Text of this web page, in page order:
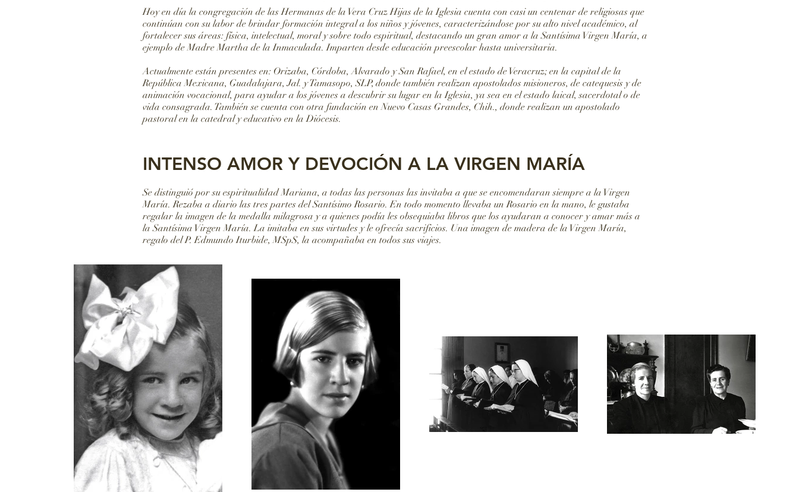
Hoy en día la congregación de las Hermanas de la Vera Cruz Hijas de la Iglesia cuenta con casi un centenar de religiosas que
continúan con su labor de brindar formación integral a los niños y jóvenes, caracterizándose por su alto nivel académico, al
fortalecer sus áreas: física, intelectual, moral y sobre todo espiritual, destacando un gran amor a la Santísima Virgen María, a
ejemplo de Madre Martha de la Inmaculada. Imparten desde educación preescolar hasta universitaria.
Actualmente están presentes en: Orizaba, Córdoba, Alvarado y San Rafael, en el estado de Veracruz; en la capital de la
República Mexicana, Guadalajara, Jal. y Tamasopo, SLP, donde también realizan apostolados misioneros, de catequesis y de
animación vocacional, para ayudar a los jóvenes a descubrir su lugar en la Iglesia, ya sea en el estado laical, sacerdotal o de
vida consagrada. También se cuenta con otra fundación en Nuevo Casas Grandes, Chih., donde realizan un apostolado
pastoral en la catedral y educativo en la Diócesis.
INTENSO AMOR Y DEVOCIÓN A LA VIRGEN MARÍA
Se distinguió por su espiritualidad Mariana, a todas las personas las invitaba a que se encomendaran siempre a la Virgen
María. Rezaba a diario las tres partes del Santísimo Rosario. En todo momento llevaba un Rosario en la mano, le gustaba
regalar la imagen de la medalla milagrosa y a quienes podía les obsequiaba libros que los ayudaran a conocer y amar más a
la Santísima Virgen María. La imitaba en sus virtudes y le ofrecía sacrificios. Una imagen de madera de la Virgen María,
regalo del P. Edmundo Iturbide, MSpS, la acompañaba en todos sus viajes.